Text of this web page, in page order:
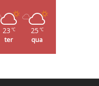
23 ℃
ter
25 ℃
qua